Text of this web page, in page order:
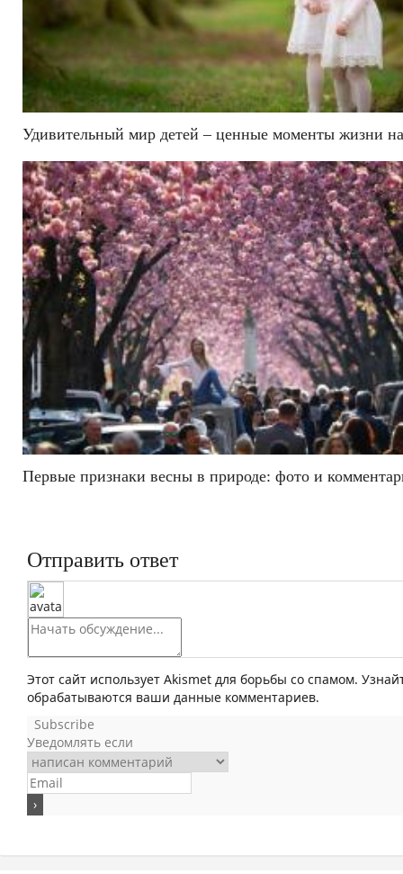
Удивительный мир детей – ценные моменты жизни
Первые признаки весны в природе: фото и
Отправить ответ
Этот сайт использует Akismet для борьбы со спамом.
обрабатываются ваши данные комментариев.
Subscribe
Уведомлять если